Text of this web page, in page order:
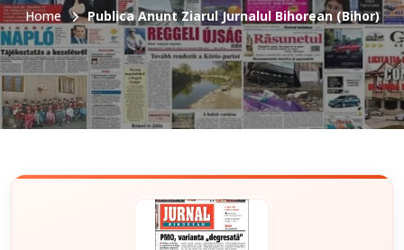
Home Publica Anunt Ziarul Jurnalul Bihorean (Bihor)